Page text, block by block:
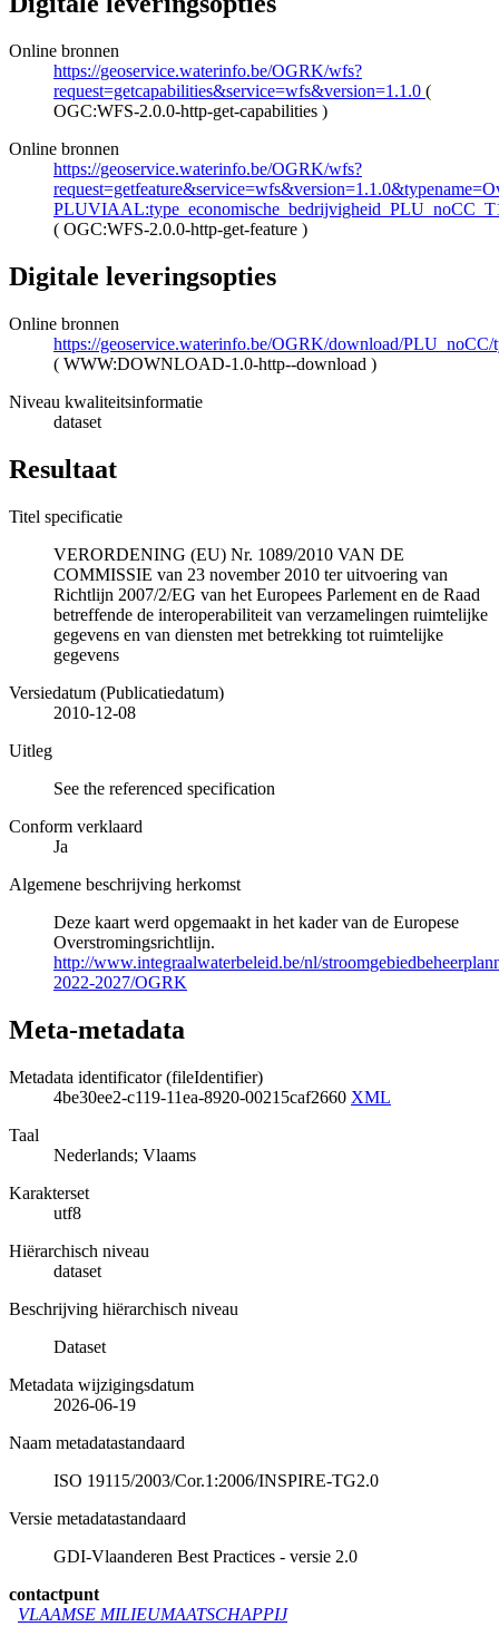
Online bronnen
https://geoservice.waterinfo.be/OGRK/wfs?
request=getcapabilities&service=wfs&version=1.1.0 (
OGC:WFS-2.0.0-http-get-capabilities )
Online bronnen
https://geoservice.waterinfo.be/OGRK/wfs?
( OGC:WFS-2.0.0-http-get-feature )
Digitale leveringsopties
Online bronnen
https://geoservice.waterinfo.be/OGRK/download/
( WWW:DOWNLOAD-1.0-http--download )
Niveau kwaliteitsinformatie
dataset
Resultaat
Titel specificatie
VERORDENING (EU) Nr. 1089/2010 VAN DE
COMMISSIE van 23 november 2010 ter uitvoering van
Richtlijn 2007/2/EG van het Europees Parlement en de Raad
betreffende de interoperabiliteit van verzamelingen ruimtelijke
gegevens en van diensten met betrekking tot ruimtelijke
gegevens
Versiedatum (Publicatiedatum)
2010-12-08
Uitleg
See the referenced specification
Conform verklaard
Ja
Algemene beschrijving herkomst
Deze kaart werd opgemaakt in het kader van de Europese
Overstromingsrichtlijn.
http://www.integraalwaterbeleid.be/nl/
2022-2027/OGRK
Meta-metadata
Metadata identificator (fileIdentifier)
4be30ee2-c119-11ea-8920-00215caf2660 XML
Taal
Nederlands; Vlaams
Karakterset
utf8
Hiërarchisch niveau
dataset
Beschrijving hiërarchisch niveau
Dataset
Metadata wijzigingsdatum
2026-06-19
Naam metadatastandaard
ISO 19115/2003/Cor.1:2006/INSPIRE-TG2.0
Versie metadatastandaard
GDI-Vlaanderen Best Practices - versie 2.0
contactpunt
VLAAMSE MILIEUMAATSCHAPPIJ